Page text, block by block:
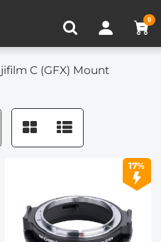
0
C (GFX) Mount
17%